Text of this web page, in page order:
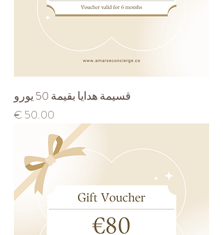
قسيمة هدايا بقيمة 50 يورو
السعر